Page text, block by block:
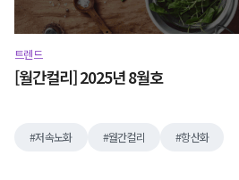
트렌드
[월간컬리] 2025년 8월호
저속노화 월간컬리 항산화